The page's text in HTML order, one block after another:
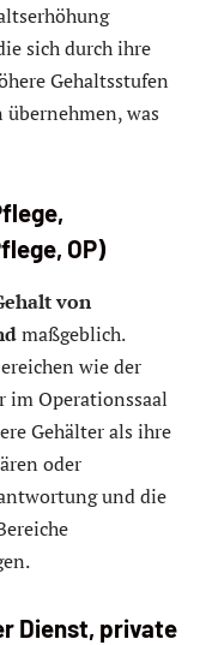
sich durch ihre
Gehaltsstufen
was
OP)
von
maßgeblich.
wie der
im Operationssaal
Gehälter als ihre
oder
und die
Dienst, private